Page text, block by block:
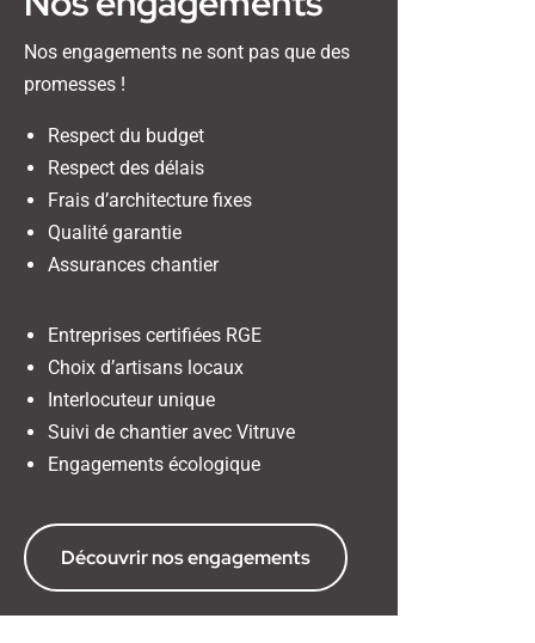
Nos engagements ne sont pas que des
promesses !
Respect du budget
Respect des délais
Frais d’architecture fixes
Qualité garantie
Assurances chantier
Entreprises certifiées RGE
Choix d’artisans locaux
Interlocuteur unique
Suivi de chantier avec Vitruve
Engagements écologique
Découvrir nos engagements